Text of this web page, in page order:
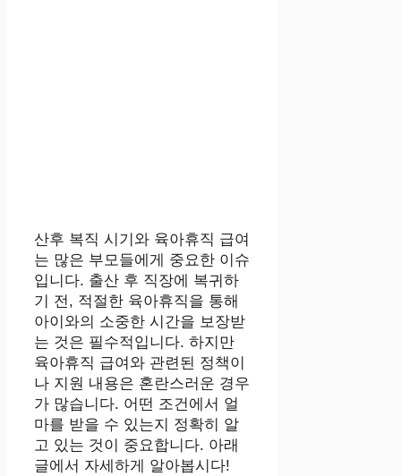
산후 복직 시기와 육아휴직 급여
는 많은 부모들에게 중요한 이슈
입니다. 출산 후 직장에 복귀하
기 전, 적절한 육아휴직을 통해
아이와의 소중한 시간을 보장받
는 것은 필수적입니다. 하지만
육아휴직 급여와 관련된 정책이
나 지원 내용은 혼란스러운 경우
가 많습니다. 어떤 조건에서 얼
마를 받을 수 있는지 정확히 알
고 있는 것이 중요합니다. 아래
글에서 자세하게 알아봅시다!